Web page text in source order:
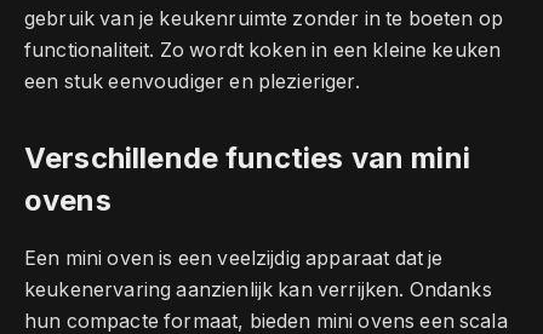
gebruik van je keukenruimte zonder in te boeten op
functionaliteit. Zo wordt koken in een kleine keuken
een stuk eenvoudiger en plezieriger.
Verschillende functies van mini
ovens
Een mini oven is een veelzijdig apparaat dat je
keukenervaring aanzienlijk kan verrijken. Ondanks
hun compacte formaat, bieden mini ovens een scala